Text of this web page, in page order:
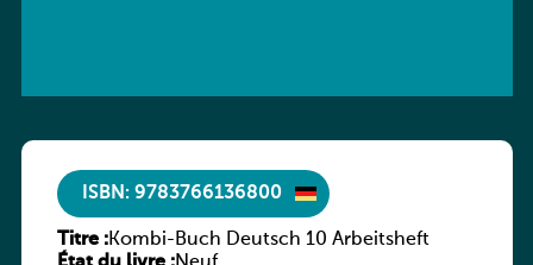
ISBN: 9783766136800
Titre :Kombi-Buch Deutsch 10 Arbeitsheft